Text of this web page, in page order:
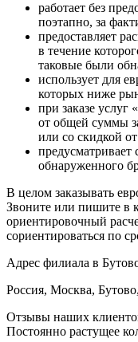
работает без
поэтапно, за
предоставляет
в течение
таковые были
использует для
которых ниже
при заказе услуг
от общей суммы
или со скидкой
предусматривает
обнаруженного
В целом заказывать
Звоните или пишите в
ориентировочный
сориентироваться по
Адрес филиала в
Россия, Москва,
Отзывы наших
Постоянно растущее